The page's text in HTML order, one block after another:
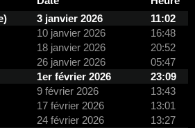
3 janvier 2026
11:02
10 janvier 2026
16:48
18 janvier 2026
20:52
26 janvier 2026
05:47
1er février 2026
23:09
9 février 2026
13:43
17 février 2026
13:01
24 février 2026
13:27